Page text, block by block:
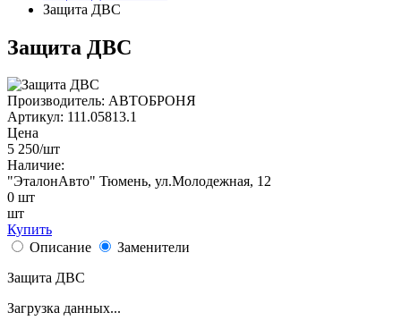
Защита ДВС
Защита ДВС
Производитель: АВТОБРОНЯ
Артикул: 111.05813.1
Цена
5 250/шт
Наличие:
"ЭталонАвто" Тюмень, ул.Молодежная, 12
0 шт
шт
Купить
Описание
Заменители
Защита ДВС
Загрузка данных...